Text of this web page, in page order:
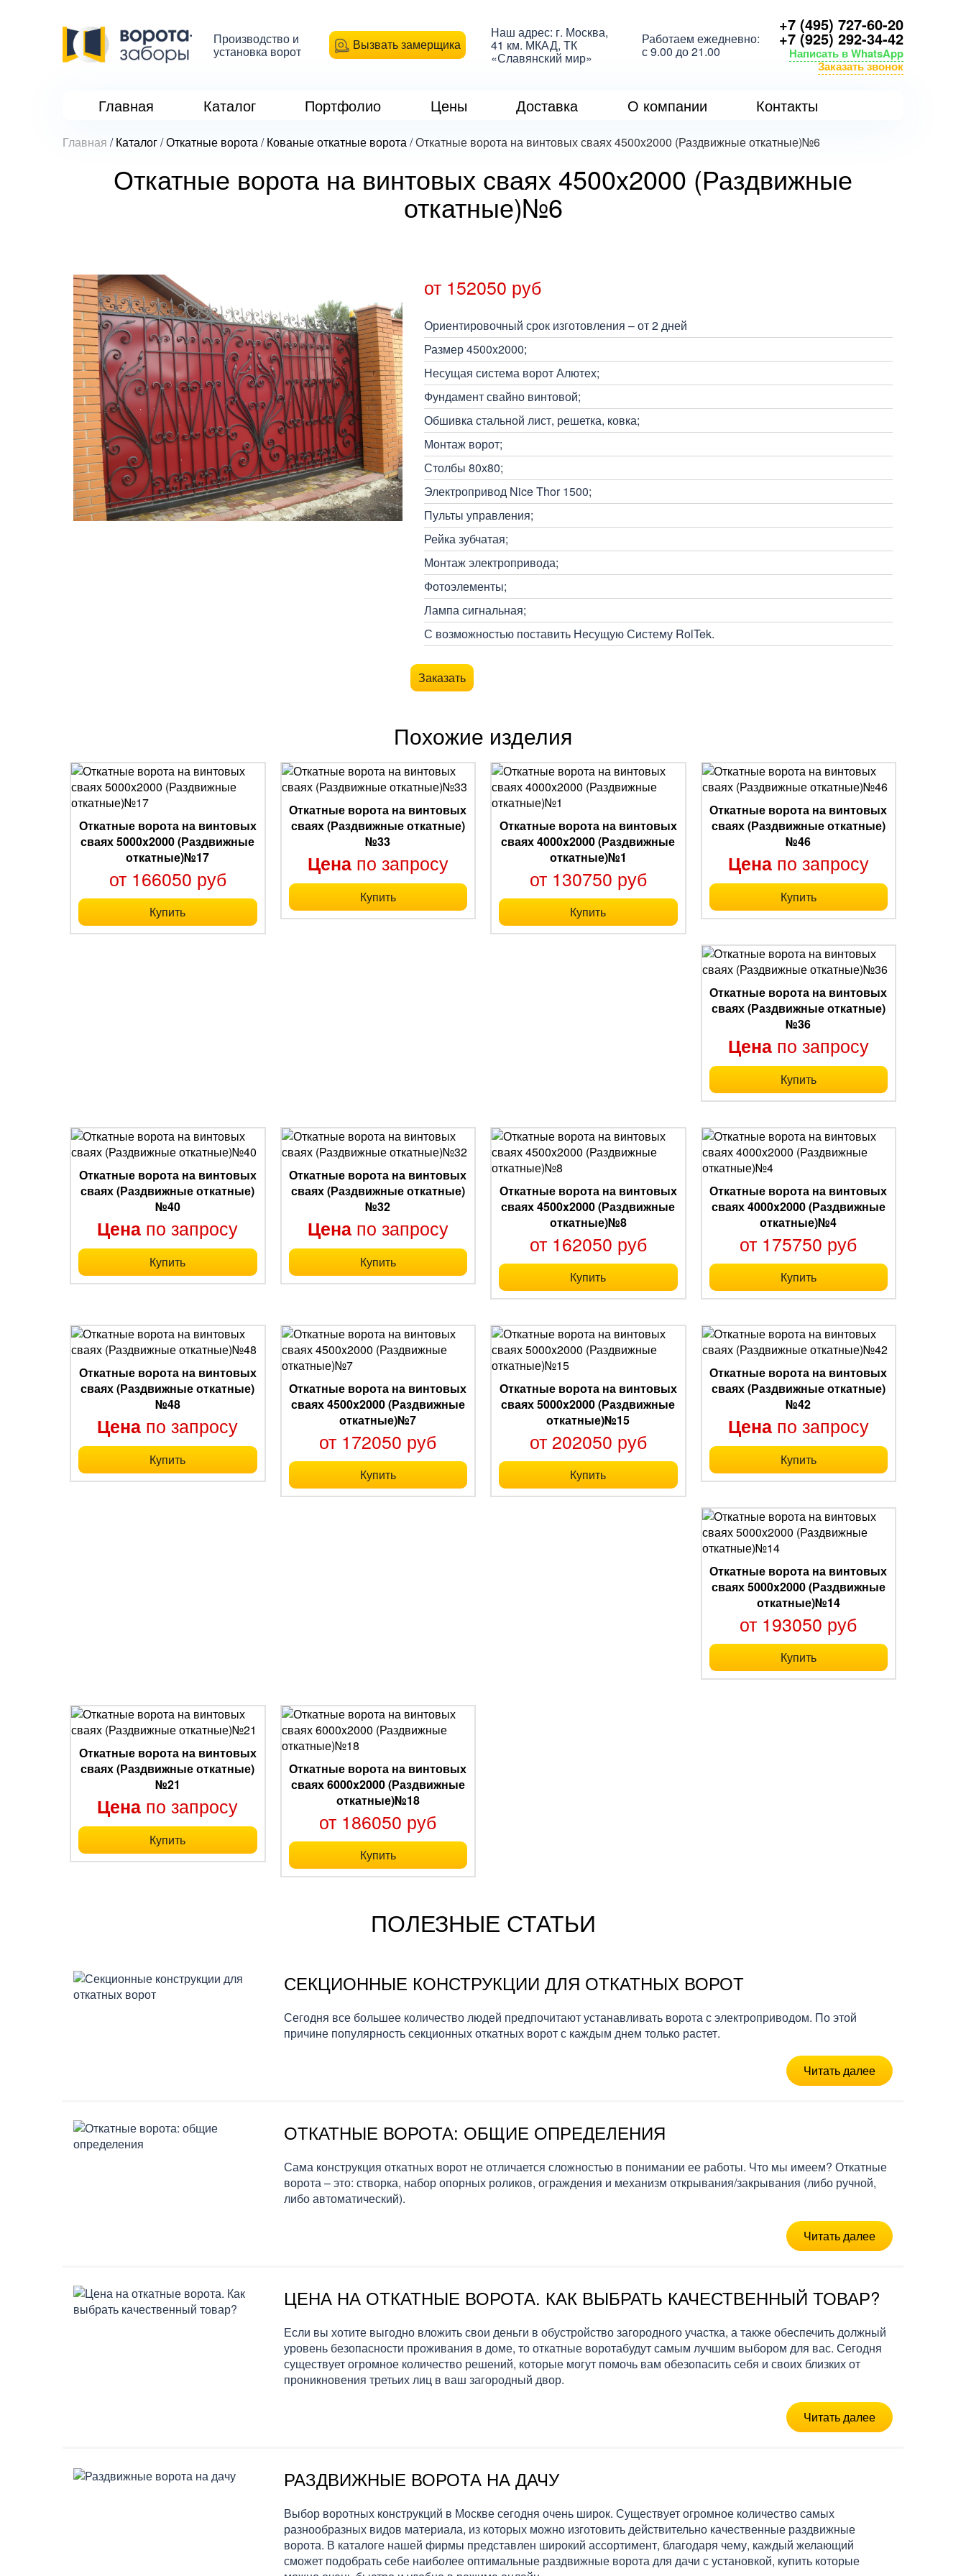
Производство и
установка ворот Вызвать замерщика
Наш адрес: г. Москва,
41 км. МКАД, ТК
«Славянский мир»
Работаем ежедневно:
с 9.00 до 21.00
+7 (495) 727-60-20
+7 (925) 292-34-42
Написать в WhatsApp
Заказать звонок
Главная Каталог Портфолио Цены Доставка О компании Контакты
Главная /Каталог/Откатные ворота/Кованые откатные ворота/Откатные ворота на винтовых сваях 4500x2000 (Раздвижные откатные)№6
Откатные ворота на винтовых сваях 4500x2000 (Раздвижные
откатные)№6
от 152050 руб
Ориентировочный срок изготовления – от 2 дней
Размер 4500x2000;
Несущая система ворот Алютех;
Фундамент свайно винтовой;
Обшивка стальной лист, решетка, ковка;
Монтаж ворот;
Столбы 80х80;
Электропривод Nice Thor 1500;
Пульты управления;
Рейка зубчатая;
Монтаж электропривода;
Фотоэлементы;
Лампа сигнальная;
С возможностью поставить Несущую Систему RolTek.
Заказать
Похожие изделия
Откатные ворота на винтовых
сваях 5000x2000 (Раздвижные
откатные)№17
от 166050 руб
Купить
Откатные ворота на винтовых
сваях (Раздвижные откатные)
№33
Ценапо запросу
Купить
Откатные ворота на винтовых
сваях 4000x2000 (Раздвижные
откатные)№1
от 130750 руб
Купить
Откатные ворота на винтовых
сваях (Раздвижные откатные)
№46
Ценапо запросу
Купить
Откатные ворота на винтовых
сваях (Раздвижные откатные)
№36
Ценапо запросу
Купить
Откатные ворота на винтовых
сваях (Раздвижные откатные)
№40
Цена по запросу
Купить
Откатные ворота на винтовых
сваях (Раздвижные откатные)
№32
Ценапо запросу
Купить
Откатные ворота на винтовых
сваях 4500x2000 (Раздвижные
откатные)№8
от 162050 руб
Купить
Откатные ворота на винтовых
сваях 4000x2000 (Раздвижные
откатные)№4
от 175750 руб
Купить
Откатные ворота на винтовых
сваях (Раздвижные откатные)
№48
Цена по запросу
Купить
Откатные ворота на винтовых
сваях 4500x2000 (Раздвижные
откатные)№7
от 172050 руб
Купить
Откатные ворота на винтовых
сваях 5000x2000 (Раздвижные
откатные)№15
от 202050 руб
Купить
Откатные ворота на винтовых
сваях (Раздвижные откатные)
№42
Ценапо запросу
Купить
Откатные ворота на винтовых
сваях 5000x2000 (Раздвижные
откатные)№14
от 193050 руб
Купить
Откатные ворота на винтовых
сваях (Раздвижные откатные)
№21
Цена по запросу
Купить
Откатные ворота на винтовых
сваях 6000x2000 (Раздвижные
откатные)№18
от 186050 руб
Купить
ПОЛЕЗНЫЕ СТАТЬИ
СЕКЦИОННЫЕ КОНСТРУКЦИИ ДЛЯ ОТКАТНЫХ ВОРОТ
Сегодня все большее количество людей предпочитают устанавливать ворота с электроприводом. По этой
причине популярность секционных откатных ворот с каждым днем только растет.
Читать далее
ОТКАТНЫЕ ВОРОТА: ОБЩИЕ ОПРЕДЕЛЕНИЯ
Сама конструкция откатных ворот не отличается сложностью в понимании ее работы. Что мы имеем? Откатные
ворота – это: створка, набор опорных роликов, ограждения и механизм открывания/закрывания (либо ручной,
либо автоматический).
Читать далее
ЦЕНА НА ОТКАТНЫЕ ВОРОТА. КАК ВЫБРАТЬ КАЧЕСТВЕННЫЙ ТОВАР?
Если вы хотите выгодно вложить свои деньги в обустройство загородного участка, а также обеспечить должный
уровень безопасности проживания в доме, то откатные воротабудут самым лучшим выбором для вас. Сегодня
существует огромное количество решений, которые могут помочь вам обезопасить себя и своих близких от
проникновения третьих лиц в ваш загородный двор.
Читать далее
РАЗДВИЖНЫЕ ВОРОТА НА ДАЧУ
Выбор воротных конструкций в Москве сегодня очень широк. Существует огромное количество самых
разнообразных видов материала, из которых можно изготовить действительно качественные раздвижные
ворота. В каталоге нашей фирмы представлен широкий ассортимент, благодаря чему, каждый желающий
сможет подобрать себе наиболее оптимальные раздвижные ворота для дачи с установкой, купить которые